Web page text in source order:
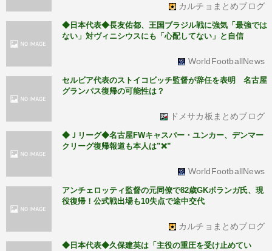
カルチョまとめブログ
◆日本代表◆長友佑都、王国ブラジル戦に強気「最強では
ない」対ヴィニシウスにも「心配してない」と自信
WorldFootballNews
セルビア代表のストイコビッチ監督が辞任を表明 名古屋
グランパス復帰の可能性は？
ドメサカ板まとめブログ
◆Ｊリーグ◆名古屋FWキャスパー・ユンカー、デンマー
クリーグ復帰報道も本人は”❌”
WorldFootballNews
アンチェロッティ監督の元同僚で82歳GKボランガ氏、現
役復帰！公式戦出場も10失点で途中交代
カルチョまとめブログ
◆日本代表◆久保建英は「主役の重圧を受け止めてい